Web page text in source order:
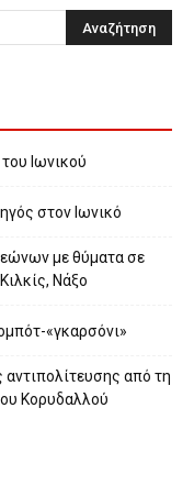
Ιωνικού
στον Ιωνικό
με θύματα σε
Νάξο
«γκαρσόνι»
αντιπολίτευσης από τη
Κορυδαλλού